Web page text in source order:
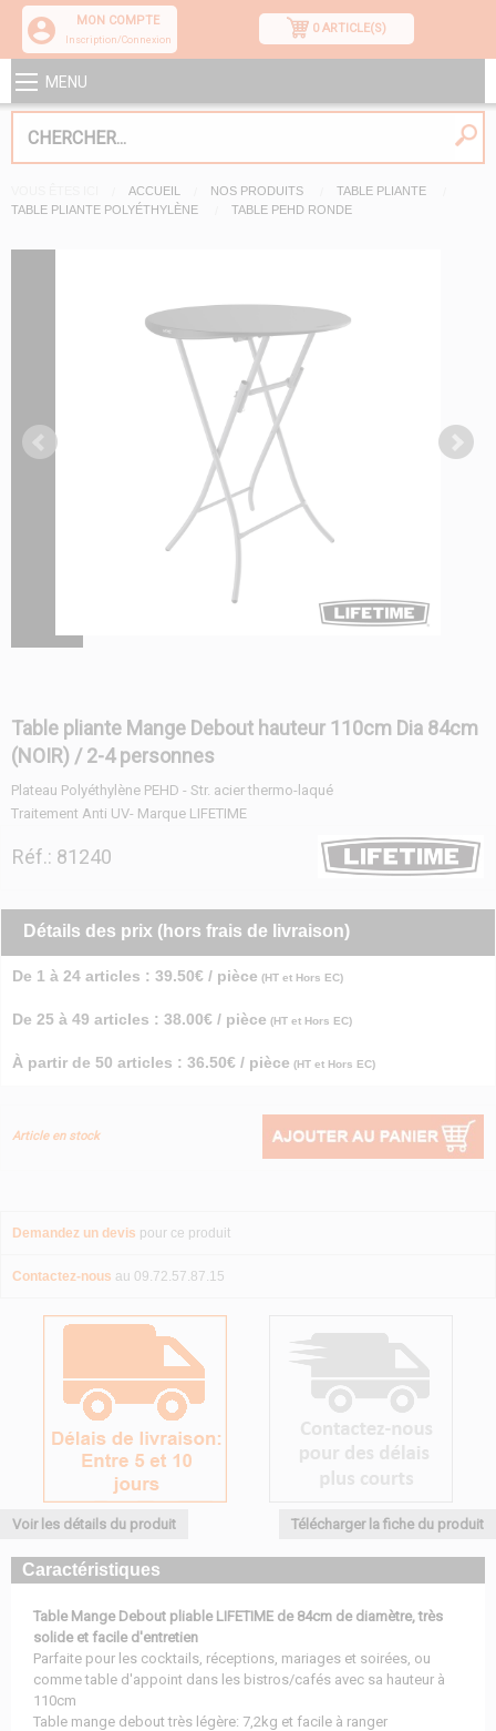
MON COMPTE
Inscription/Connexion
0 ARTICLE(S)
MENU
ACCUEIL NOS PRODUITS
TABLE PLIANTE
TABLE PLIANTE POLYÉTHYLÈNE
TABLE PEHD RONDE
Table pliante Mange Debout hauteur 110cm Dia 84cm
(NOIR) / 2-4 personnes
Plateau Polyéthylène PEHD - Str. acier thermo-laqué
Traitement Anti UV- Marque LIFETIME
Réf.: 81240
Détails des prix (hors frais de livraison)
De 1 à 24 articles : 39.50€ / pièce (HT et Hors EC)
De 25 à 49 articles : 38.00€ / pièce (HT et Hors EC)
À partir de 50 articles : 36.50€ / pièce (HT et Hors EC)
Article en stock
Demandez un devis pour ce produit
Contactez-nous au 09.72.57.87.15
Voir les détails du produit Télécharger la fiche du produit
Caractéristiques
Table Mange Debout pliable LIFETIME de 84cm de diamètre, très
solide et facile d'entretien
Parfaite pour les cocktails, réceptions, mariages et soirées, ou
comme table d'appoint dans les bistros/cafés avec sa hauteur à
110cm
Table mange debout très légère: 7,2kg et facile à ranger